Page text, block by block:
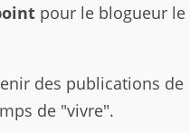
pour le blogueur le
des publications de
de "vivre".